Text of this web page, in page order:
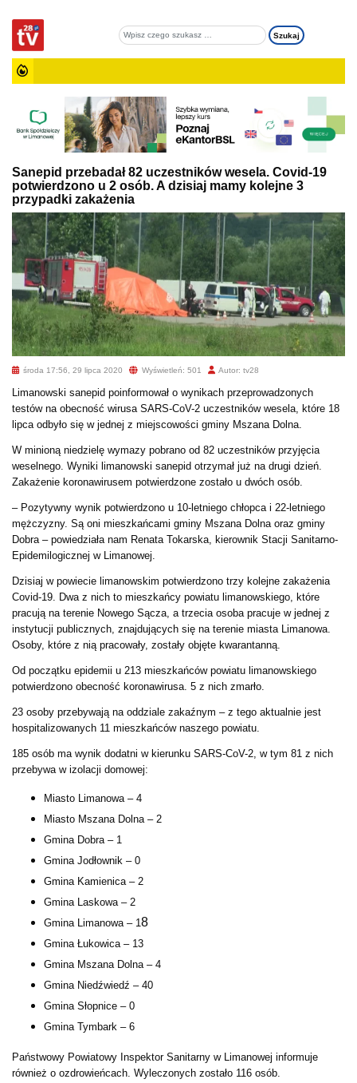
Sanepid przebadał 82 uczestników wesela. Covid-19
potwierdzono u 2 osób. A dzisiaj mamy kolejne 3
przypadki zakażenia
środa 17:56, 29 lipca 2020 Wyświetleń: 501 Autor: tv28
Limanowski sanepid poinformował o wynikach przeprowadzonych
testów na obecność wirusa SARS-CoV-2 uczestników wesela, które 18
lipca odbyło się w jednej z miejscowości gminy Mszana Dolna.
W minioną niedzielę wymazy pobrano od 82 uczestników przyjęcia
weselnego. Wyniki limanowski sanepid otrzymał już na drugi dzień.
Zakażenie koronawirusem potwierdzone zostało u dwóch osób.
– Pozytywny wynik potwierdzono u 10-letniego chłopca i 22-letniego
mężczyzny. Są oni mieszkańcami gminy Mszana Dolna oraz gminy
Dobra – powiedziała nam Renata Tokarska, kierownik Stacji Sanitarno-
Epidemilogicznej w Limanowej.
Dzisiaj w powiecie limanowskim potwierdzono trzy kolejne zakażenia
Covid-19. Dwa z nich to mieszkańcy powiatu limanowskiego, które
pracują na terenie Nowego Sącza, a trzecia osoba pracuje w jednej z
instytucji publicznych, znajdujących się na terenie miasta Limanowa.
Osoby, które z nią pracowały, zostały objęte kwarantanną.
Od początku epidemii u 213 mieszkańców powiatu limanowskiego
potwierdzono obecność koronawirusa. 5 z nich zmarło.
23 osoby przebywają na oddziale zakaźnym – z tego aktualnie jest
hospitalizowanych 11 mieszkańców naszego powiatu.
185 osób ma wynik dodatni w kierunku SARS-CoV-2, w tym 81 z nich
przebywa w izolacji domowej:
Miasto Limanowa – 4
Miasto Mszana Dolna – 2
Gmina Dobra – 1
Gmina Jodłownik – 0
Gmina Kamienica – 2
Gmina Laskowa – 2
Gmina Limanowa – 18
Gmina Łukowica – 13
Gmina Mszana Dolna – 4
Gmina Niedźwiedź – 40
Gmina Słopnice – 0
Gmina Tymbark – 6
Państwowy Powiatowy Inspektor Sanitarny w Limanowej informuje
również o ozdrowieńcach. Wyleczonych zostało 116 osób.